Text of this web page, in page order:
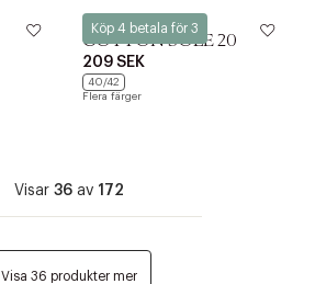
Köp 4 betala för 3
Kunert
COTTON SOLE 20
209 SEK
40/42
Flera färger
Visar 36 av 172
Visa 36 produkter mer